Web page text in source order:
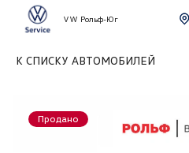
VW Рольф-Юг
К СПИСКУ АВТОМОБИЛЕЙ
Продано